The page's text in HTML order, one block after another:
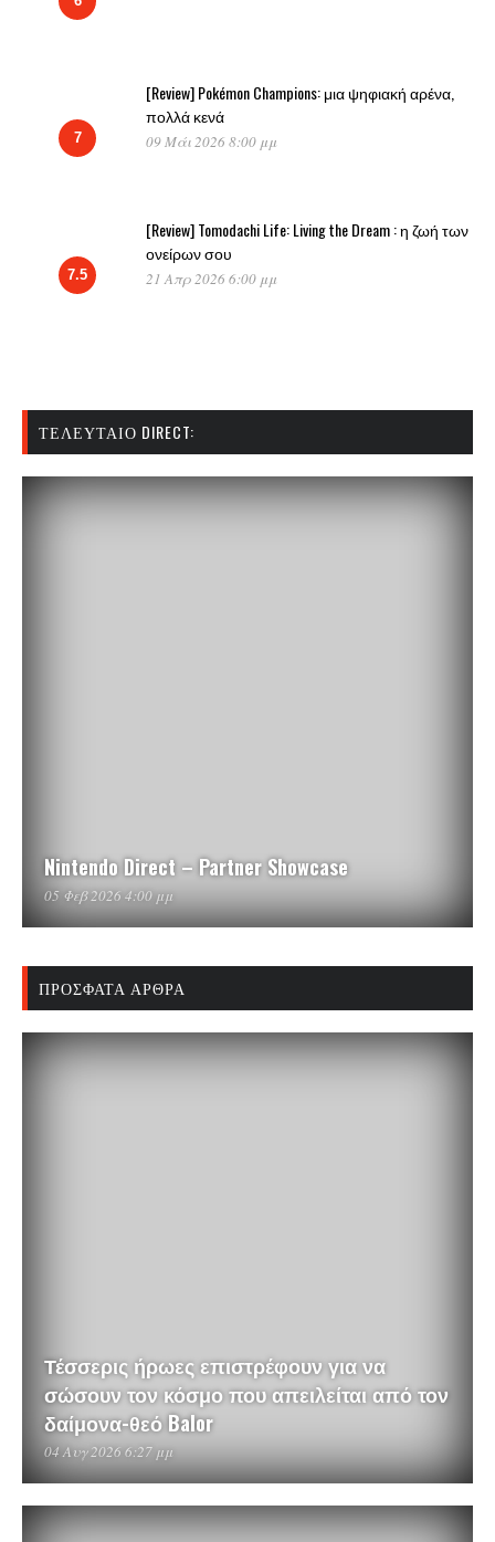
7
[Review] Pokémon Champions: μια ψηφιακή αρένα,
πολλά κενά
09 Μάι 2026 8:00 μμ
7.5
[Review] Tomodachi Life: Living the Dream : η ζωή των
ονείρων σου
21 Απρ 2026 6:00 μμ
ΤΕΛΕΥΤΑΊΟ DIRECT:
Nintendo Direct – Partner Showcase
05 Φεβ 2026 4:00 μμ
ΠΡΌΣΦΑΤΑ ΆΡΘΡΑ
Τέσσερις ήρωες επιστρέφουν για να
σώσουν τον κόσμο που απειλείται από τον
δαίμονα-θεό Balor
04 Αυγ 2026 6:27 μμ